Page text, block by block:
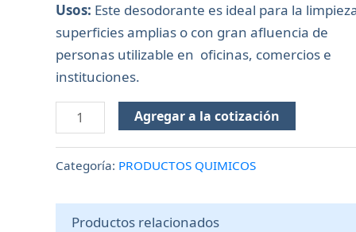
Usos: Este desodorante es ideal para la
superficies amplias o con gran afluencia de
personas utilizable en oficinas, comercios e
instituciones.
Agregar a la cotización
Categoría: PRODUCTOS QUIMICOS
Productos relacionados